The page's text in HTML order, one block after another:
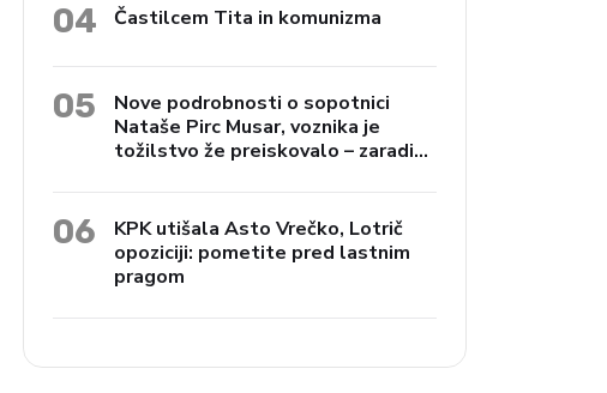
04 Častilcem Tita in komunizma
05
Nove podrobnosti o sopotnici
Nataše Pirc Musar, voznika je
tožilstvo že preiskovalo – zaradi
06
KPK utišala Asto Vrečko, Lotrič
opoziciji: pometite pred lastnim
pragom